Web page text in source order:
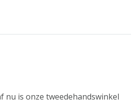
nu is onze tweedehandswinkel